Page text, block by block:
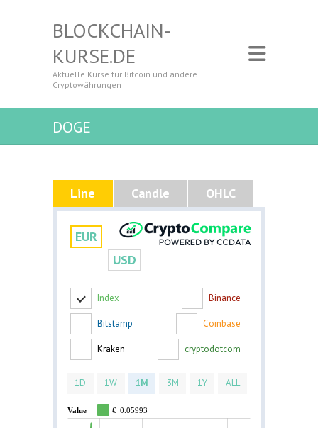
BLOCKCHAIN-
KURSE.DE
Aktuelle Kurse für Bitcoin und andere
Cryptowährungen
DOGE
Line Candle OHLC
EUR
USD
Index Binance
Bitstamp Coinbase
Kraken cryptodotcom
1D 1W 1M 3M 1Y ALL
Value € 0.05993